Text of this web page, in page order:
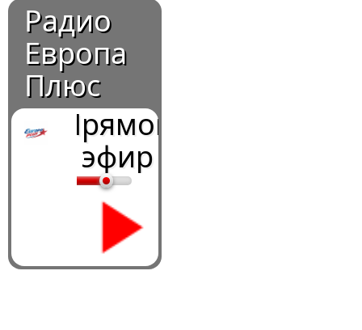
Радио
Европа
Плюс
Прямой
эфир